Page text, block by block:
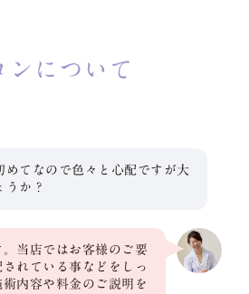
ンについて
めてなので色々と心配ですが大
うか？
。当店ではお客様のご要
れている事などをしっ
内容や料金のご説明を